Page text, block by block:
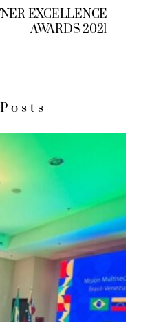
EXCELLENCE
AWARDS 2021